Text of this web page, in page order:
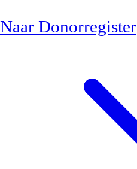
Naar Donorregister